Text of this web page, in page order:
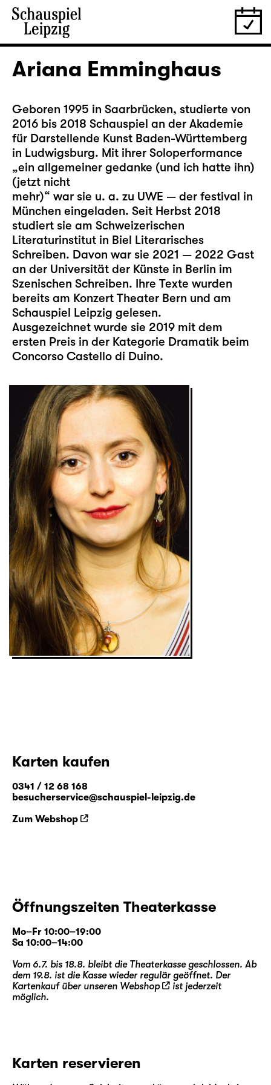
Ariana Emminghaus
Geboren 1995 in Saarbrücken, studierte von
2016 bis 2018 Schauspiel an der Akademie
für Darstellende Kunst Baden-Württemberg
in Ludwigsburg. Mit ihrer Soloperformance
„ein allgemeiner gedanke (und ich hatte ihn)
(jetzt nicht
mehr)“ war sie u. a. zu UWE — der festival in
München eingeladen. Seit Herbst 2018
studiert sie am Schweizerischen
Literaturinstitut in Biel Literarisches
Schreiben. Davon war sie 2021 — 2022 Gast
an der Universität der Künste in Berlin im
Szenischen Schreiben. Ihre Texte wurden
bereits am Konzert Theater Bern und am
Schauspiel Leipzig gelesen.
Ausgezeichnet wurde sie 2019 mit dem
ersten Preis in der Kategorie Dramatik beim
Concorso Castello di Duino.
Karten kaufen
0341 / 12 68 168
besucherservice@schauspiel-leipzig.de
Zum Webshop
Öffnungszeiten Theaterkasse
Mo–Fr 10:00–19:00
Sa 10:00–14:00
Vom 6.7. bis 18.8. bleibt die Theaterkasse geschlossen. Ab
dem 19.8. ist die Kasse wieder regulär geöffnet. Der
Kartenkauf über unseren Webshop
ist jederzeit
möglich.
Karten reservieren